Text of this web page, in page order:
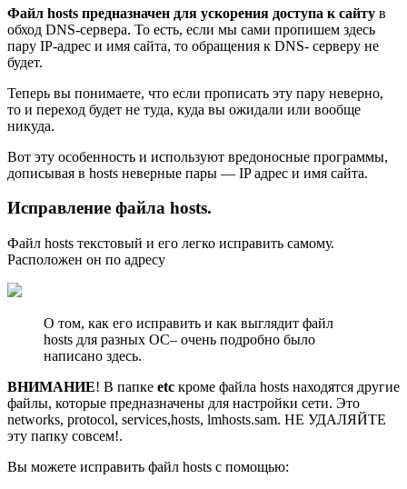
Файл hosts предназначен для ускорения доступа к сайту в
обход DNS-сервера. То есть, если мы сами пропишем здесь
пару IP-адрес и имя сайта, то обращения к DNS- серверу не
будет.
Теперь вы понимаете, что если прописать эту пару неверно,
то и переход будет не туда, куда вы ожидали или вообще
никуда.
Вот эту особенность и используют вредоносные программы,
дописывая в hosts неверные пары — IP адрес и имя сайта.
Исправление файла hosts.
Файл hosts текстовый и его легко исправить самому.
Расположен он по адресу
О том, как его исправить и как выглядит файл
hosts для разных ОС– очень подробно было
написано здесь.
ВНИМАНИЕ! В папке etc кроме файла hosts находятся другие
файлы, которые предназначены для настройки сети. Это
networks, protocol, services,hosts, lmhosts.sam. НЕ УДАЛЯЙТЕ
эту папку совсем!.
Вы можете исправить файл hosts с помощью: